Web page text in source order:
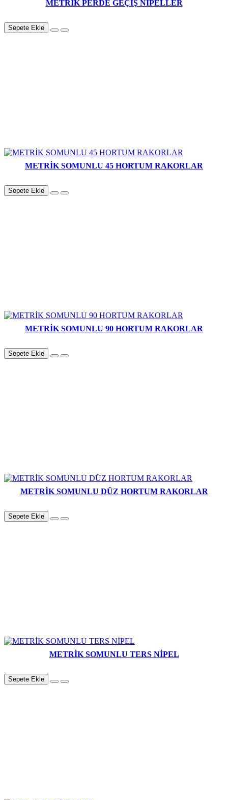
METRİK PERDE GEÇİŞ NİPELLER
Sepete Ekle
METRİK SOMUNLU 45 HORTUM RAKORLAR
Sepete Ekle
METRİK SOMUNLU 90 HORTUM RAKORLAR
Sepete Ekle
METRİK SOMUNLU DÜZ HORTUM RAKORLAR
Sepete Ekle
METRİK SOMUNLU TERS NİPEL
Sepete Ekle